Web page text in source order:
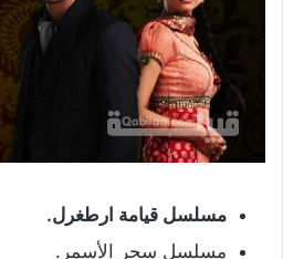
مسلسل قيامة ارطغرل.
مسلسل سحر الأسمر.